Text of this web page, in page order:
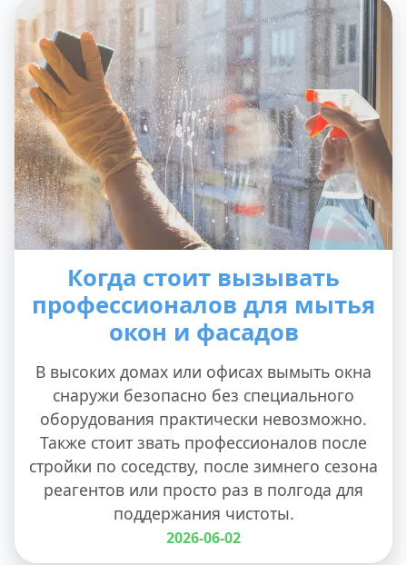
Когда стоит вызывать
профессионалов для мытья
окон и фасадов
В высоких домах или офисах вымыть окна
снаружи безопасно без специального
оборудования практически невозможно.
Также стоит звать профессионалов после
стройки по соседству, после зимнего сезона
реагентов или просто раз в полгода для
поддержания чистоты.
2026-06-02